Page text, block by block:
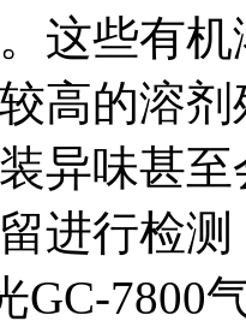
这些有
高的溶
异味甚
进行检
GC-7800